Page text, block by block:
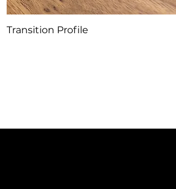
Transition Profile